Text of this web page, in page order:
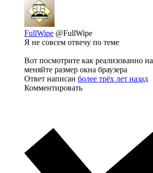
FullWipe @FullWipe
Я не совсем отвечу по теме
Вот посмотрите как реализованно на
меняйте размер окна браузера
Ответ написан более трёх лет назад
Комментировать